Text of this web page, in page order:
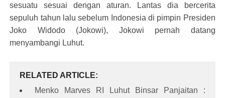
sesuatu sesuai dengan aturan. Lantas dia bercerita
sepuluh tahun lalu sebelum Indonesia di pimpin Presiden
Joko Widodo (Jokowi), Jokowi pernah datang
menyambangi Luhut.
RELATED ARTICLE
Menko Marves RI Luhut Binsar Panjaitan :